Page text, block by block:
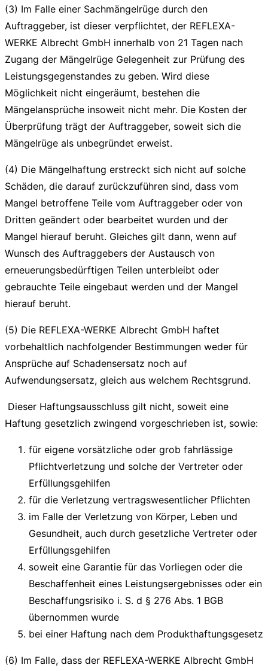
(3) Im Falle einer Sachmängelrüge durch den
Auftraggeber, ist dieser verpflichtet, der REFLEXA-
WERKE Albrecht GmbH innerhalb von 21 Tagen nach
Zugang der Mängelrüge Gelegenheit zur Prüfung des
Leistungsgegenstandes zu geben. Wird diese
Möglichkeit nicht eingeräumt, bestehen die
Mängelansprüche insoweit nicht mehr. Die Kosten der
Überprüfung trägt der Auftraggeber, soweit sich die
Mängelrüge als unbegründet erweist.
(4) Die Mängelhaftung erstreckt sich nicht auf solche
Schäden, die darauf zurückzuführen sind, dass vom
Mangel betroffene Teile vom Auftraggeber oder von
Dritten geändert oder bearbeitet wurden und der
Mangel hierauf beruht. Gleiches gilt dann, wenn auf
Wunsch des Auftraggebers der Austausch von
erneuerungsbedürftigen Teilen unterbleibt oder
gebrauchte Teile eingebaut werden und der Mangel
hierauf beruht.
(5) Die REFLEXA-WERKE Albrecht GmbH haftet
vorbehaltlich nachfolgender Bestimmungen weder für
Ansprüche auf Schadensersatz noch auf
Aufwendungsersatz, gleich aus welchem Rechtsgrund.
Dieser Haftungsausschluss gilt nicht, soweit eine
Haftung gesetzlich zwingend vorgeschrieben ist, sowie:
für eigene vorsätzliche oder grob fahrlässige
Pflichtverletzung und solche der Vertreter oder
Erfüllungsgehilfen
für die Verletzung vertragswesentlicher Pflichten
im Falle der Verletzung von Körper, Leben und
Gesundheit, auch durch gesetzliche Vertreter oder
Erfüllungsgehilfen
soweit eine Garantie für das Vorliegen oder die
Beschaffenheit eines Leistungsergebnisses oder ein
Beschaffungsrisiko i. S. d § 276 Abs. 1 BGB
übernommen wurde
bei einer Haftung nach dem Produkthaftungsgesetz
(6) Im Falle, dass der REFLEXA-WERKE Albrecht GmbH